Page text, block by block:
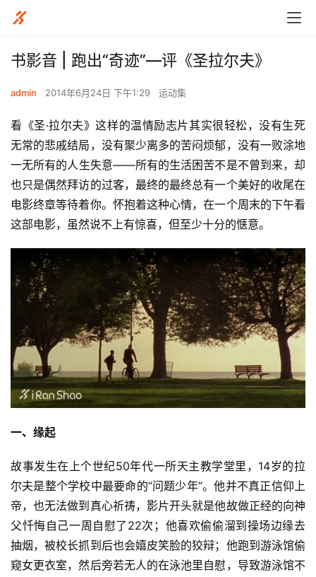
书影音 | 跑出“奇迹”—评《圣拉尔夫》
admin 2014年6月24日 下午1:29 运动集
看《圣·拉尔夫》这样的温情励志片其实很轻松，没有生死
无常的悲戚结局，没有聚少离多的苦闷烦郁，没有一败涂地
一无所有的人生失意——所有的生活困苦不是不曾到来，却
也只是偶然拜访的过客，最终的最终总有一个美好的收尾在
电影终章等待着你。怀抱着这种心情，在一个周末的下午看
这部电影，虽然说不上有惊喜，但至少十分的惬意。
一、缘起
故事发生在上个世纪50年代一所天主教学堂里，14岁的拉
尔夫是整个学校中最要命的“问题少年”。他并不真正信仰上
帝，也无法做到真心祈祷，影片开头就是他故做正经的向神
父忏悔自己一周自慰了22次；他喜欢偷偷溜到操场边缘去
抽烟，被校长抓到后也会嬉皮笑脸的狡辩；他跑到游泳馆偷
窥女更衣室，然后旁若无人的在泳池里自慰，导致游泳馆不